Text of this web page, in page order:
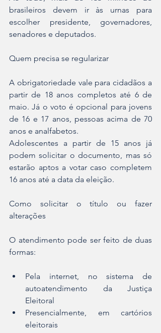
brasileiros devem ir às urnas para
escolher presidente, governadores,
senadores e deputados.
Quem precisa se regularizar
A obrigatoriedade vale para cidadãos a
partir de 18 anos completos até 6 de
maio. Já o voto é opcional para jovens
de 16 e 17 anos, pessoas acima de 70
anos e analfabetos.
Adolescentes a partir de 15 anos já
podem solicitar o documento, mas só
estarão aptos a votar caso completem
16 anos até a data da eleição.
Como solicitar o título ou fazer
alterações
O atendimento pode ser feito de duas
formas:
Pela internet, no sistema de
autoatendimento da Justiça
Eleitoral
Presencialmente, em cartórios
eleitorais